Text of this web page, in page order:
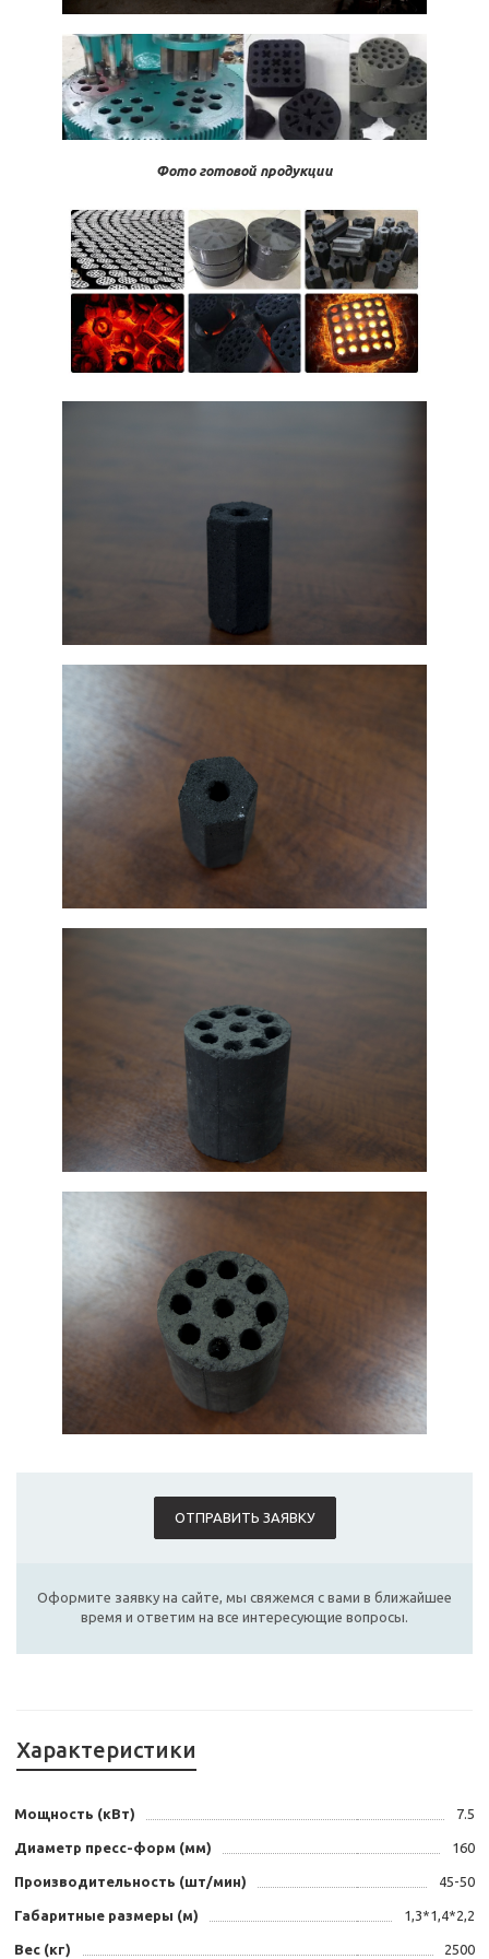
Фото готовой продукции
ОТПРАВИТЬ ЗАЯВКУ
Оформите заявку на сайте, мы свяжемся с вами в ближайшее
время и ответим на все интересующие вопросы.
Характеристики
Мощность (кВт) 7.5
Диаметр пресс-форм (мм) 160
Производительность (шт/мин) 45-50
Габаритные размеры (м) 1,3*1,4*2,2
Вес (кг) 2500